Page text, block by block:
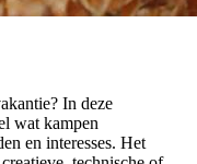
In deze
wat kampen
en interesses. Het